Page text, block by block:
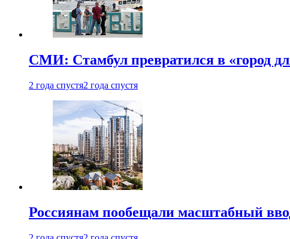
СМИ: Стамбул превратился в «город
2 года спустя2 года спустя
Россиянам пообещали масштабный